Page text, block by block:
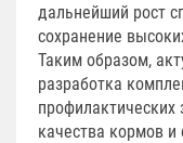
дальнейший рост
сохранение
Таким образом,
разработка
качества кормов и